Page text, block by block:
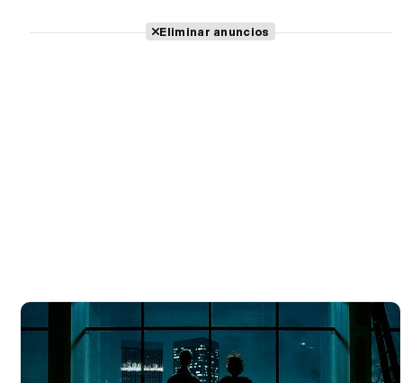
Eliminar anuncios